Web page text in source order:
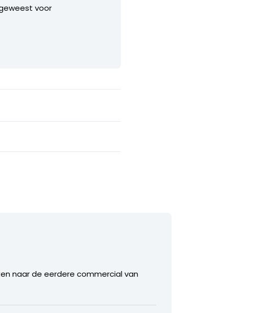
voor
naar de eerdere commercial van